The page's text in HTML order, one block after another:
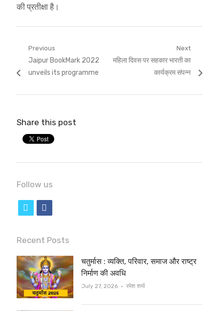
की प्रतीक्षा है।
Post
navigation
Previous
Previous
post:
Jaipur BookMark 2022
unveils its programme
Next
Next
महिला दिवस पर सहकार भारती का
कार्यक्रम संपन्न
Share this post
Follow us
i
t
t
e
r
c
e
b
o
o
Recent Posts
चतुर्मास : व्यक्ति, परिवार, समाज और राष्ट्र
निर्माण की अवधि
July 27, 2026 Author
रमेश शर्मा